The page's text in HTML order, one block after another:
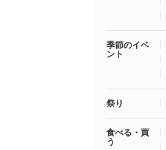
季節のイベ
ント
祭り
食べる・買
う